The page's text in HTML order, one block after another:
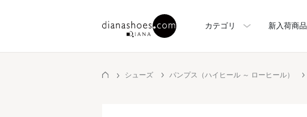
カテゴリ 新入荷商品
シューズ パンプス（ハイヒール ～ ローヒール）